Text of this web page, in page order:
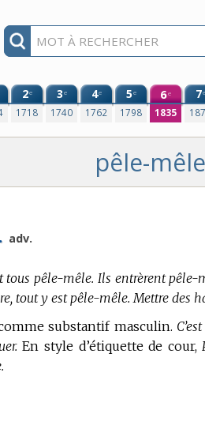
2e
1718
3e
1740
4e
1762
5e
1798
6e
1835
7e
pêle-mêle
adv.
tous pêle-mêle. Ils entrèrent
tout y est pêle-mêle. Mettre des
substantif masculin.
En style d’étiquette de cour,